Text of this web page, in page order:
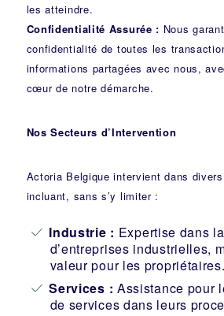
les atteindre.
Confidentialité Assurée : Nous
confidentialité de toutes les
informations partagées avec nous,
cœur de notre démarche.
Nos Secteurs d’Intervention
Actoria Belgique intervient dans
incluant, sans s’y limiter :
Industrie : Expertise dans
d’entreprises industrielles,
valeur pour les propriétaires.
Services : Assistance pour
de services dans leurs